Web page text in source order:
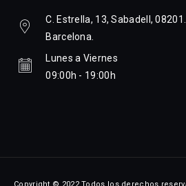
C. Estrella, 13, Sabadell, 08201.
Barcelona.
Lunes a Viernes
09:00h - 19:00h
Copyright © 2022 Todos los derechos